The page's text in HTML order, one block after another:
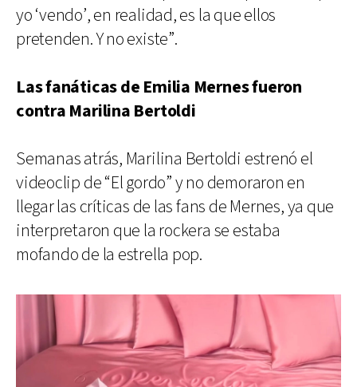
yo ‘vendo’, en realidad, es la que ellos
pretenden. Y no existe”.
Las fanáticas de Emilia Mernes fueron
contra Marilina Bertoldi
Semanas atrás, Marilina Bertoldi estrenó el
videoclip de “El gordo” y no demoraron en
llegar las críticas de las fans de Mernes, ya que
interpretaron que la rockera se estaba
mofando de la estrella pop.